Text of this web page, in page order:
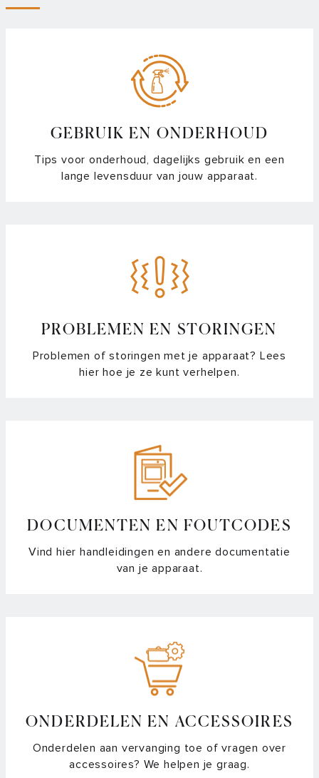
Hoe voorkom ik roestvorming in mijn vaatwasser?
Hoe zet ik de automatische deuropener van mijn
Hoe zet ik het piepsignaal van mijn vaatwasser uit?
Tips voor het installeren van je vaatwasser
Vanaf welke waterhardheid is de ATAG 3-in-1 vaatwasgel te
Waar vind ik een handleiding van mijn ATAG vaatwasser?
Wat is het verschil tussen vaatwaspoeder en
Werking van de bovenkorf van een vaatwasser
GEBRUIK EN ONDERHOUD
Tips voor onderhoud, dagelijks gebruik en een
lange levensduur van jouw apparaat.
PROBLEMEN EN STORINGEN
Problemen of storingen met je apparaat? Lees
hier hoe je ze kunt verhelpen.
DOCUMENTEN EN FOUTCODES
Vind hier handleidingen en andere documentatie
van je apparaat.
ONDERDELEN EN ACCESSOIRES
Onderdelen aan vervanging toe of vragen over
accessoires? We helpen je graag.